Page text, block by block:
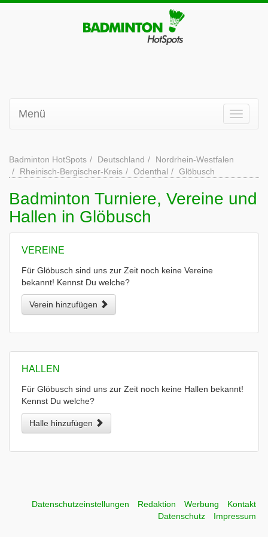
Menü
Badminton HotSpots Deutschland
Nordrhein-Westfalen
Rheinisch-Bergischer-Kreis
Odenthal Glöbusch
Badminton Turniere, Vereine und
Hallen in Glöbusch
VEREINE
Für Glöbusch sind uns zur Zeit noch keine Vereine
bekannt! Kennst Du welche?
Verein hinzufügen
HALLEN
Für Glöbusch sind uns zur Zeit noch keine Hallen bekannt!
Kennst Du welche?
Halle hinzufügen
Datenschutzeinstellungen Redaktion Werbung
Kontakt
Datenschutz
Impressum